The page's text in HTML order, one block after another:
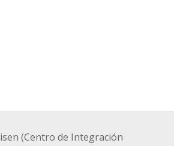
(Centro de Integración